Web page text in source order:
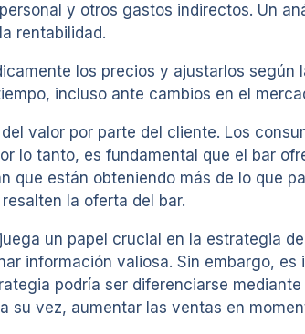
y otros gastos indirectos. Un
rentabilidad.
los precios y ajustarlos
incluso ante cambios en el
valor por parte del cliente. Los
lo tanto, es fundamental que el bar
que están obteniendo más de lo que
la oferta del bar.
un papel crucial en la estrategia
información valiosa. Sin embargo,
podría ser diferenciarse
su vez, aumentar las ventas en